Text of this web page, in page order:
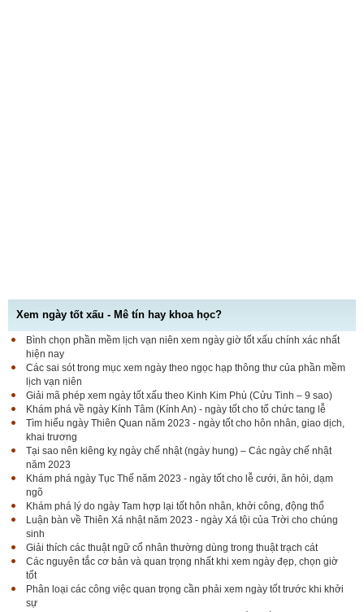
Xem ngày tốt xấu - Mê tín hay khoa học?
Bình chọn phần mềm lịch vạn niên xem ngày giờ tốt xấu chính xác nhất
hiện nay
Các sai sót trong mục xem ngày theo ngọc hạp thông thư của phần mềm
lịch vạn niên
Giải mã phép xem ngày tốt xấu theo Kinh Kim Phù (Cửu Tinh – 9 sao)
Khám phá về ngày Kính Tâm (Kính An) - ngày tốt cho tổ chức tang lễ
Tìm hiểu ngày Thiên Quan năm 2023 - ngày tốt cho hôn nhân, giao dịch,
khai trương
Tại sao nên kiêng kỵ ngày chế nhật (ngày hung) – Các ngày chế nhật
năm 2023
Khám phá ngày Tục Thế năm 2023 - ngày tốt cho lễ cưới, ăn hỏi, dạm
ngõ
Khám phá lý do ngày Tam hợp lại tốt hôn nhân, khởi công, động thổ
Luận bàn về Thiên Xá nhật năm 2023 - ngày Xá tội của Trời cho chúng
sinh
Giải thích các thuật ngữ cổ nhân thường dùng trong thuật trạch cát
Các nguyên tắc cơ bản và quan trọng nhất khi xem ngày đẹp, chọn giờ
tốt
Phân loại các công việc quan trọng cần phải xem ngày tốt trước khi khởi
sự